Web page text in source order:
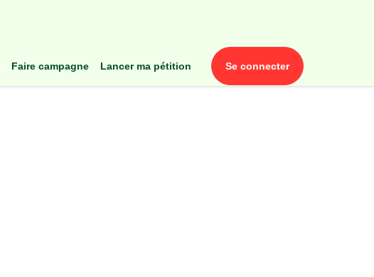
faire campagne lancer ma pétition se connecter